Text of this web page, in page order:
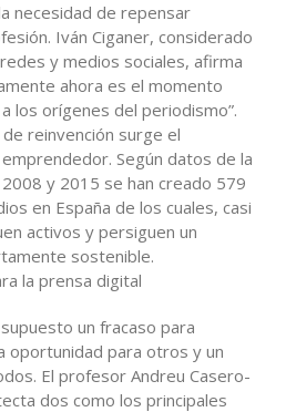
necesidad de repensar
Iván Ciganer, considerado
y medios sociales, afirma
ahora es el momento
los orígenes del periodismo”.
reinvención surge el
Según datos de la
y 2015 se han creado 579
en España de los cuales, casi
activos y persiguen un
sostenible.
la prensa digital
un fracaso para
oportunidad para otros y un
El profesor Andreu Casero-
dos como los principales